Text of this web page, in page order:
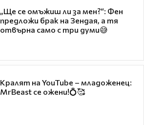
„Ще се омъжиш ли за мен?“: Фен
предложи брак на Зендая, а тя
отвърна само с три думи😅
Кралят на YouTube – младоженец:
MrBeast се ожени!💍🥰